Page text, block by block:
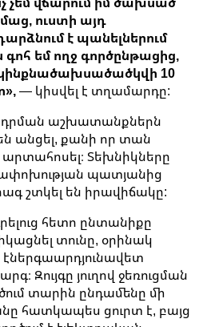
ուստի այդ
է պանելներում
եմ ողջ գործընթացից,
10
— կիսվել է տղամարդը:
աշխատանքներն
անցել, քանի որ տան
արտահոսել։ Տեխնիկները
պատյանից
շտկել են իրավիճակը:
հետո ընտանիքը
տունը, օրինակ
Զույգը յուղով ջեռուցման
տարին ընդամենը մի
հատկապես ցուրտ է, բայց